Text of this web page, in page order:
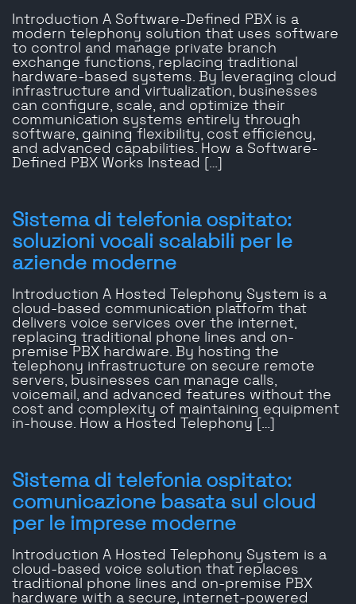
Introduction A Software-Defined PBX is a
modern telephony solution that uses software
to control and manage private branch
exchange functions, replacing traditional
hardware-based systems. By leveraging cloud
infrastructure and virtualization, businesses
can configure, scale, and optimize their
communication systems entirely through
software, gaining flexibility, cost efficiency,
and advanced capabilities. How a Software-
Defined PBX Works Instead […]
Sistema di telefonia ospitato:
soluzioni vocali scalabili per le
aziende moderne
Introduction A Hosted Telephony System is a
cloud-based communication platform that
delivers voice services over the internet,
replacing traditional phone lines and on-
premise PBX hardware. By hosting the
telephony infrastructure on secure remote
servers, businesses can manage calls,
voicemail, and advanced features without the
cost and complexity of maintaining equipment
in-house. How a Hosted Telephony […]
Sistema di telefonia ospitato:
comunicazione basata sul cloud
per le imprese moderne
Introduction A Hosted Telephony System is a
cloud-based voice solution that replaces
traditional phone lines and on-premise PBX
hardware with a secure, internet-powered